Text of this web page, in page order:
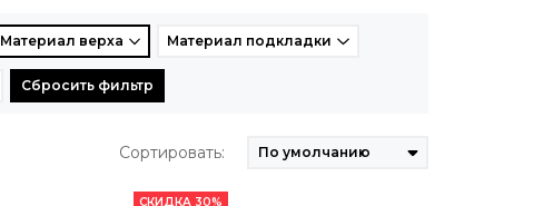
Материал верха Материал подкладки
Сбросить фильтр
Сортировать:
СКИДКА 30%